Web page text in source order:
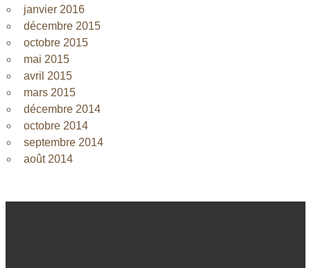
janvier 2016
décembre 2015
octobre 2015
mai 2015
avril 2015
mars 2015
décembre 2014
octobre 2014
septembre 2014
août 2014